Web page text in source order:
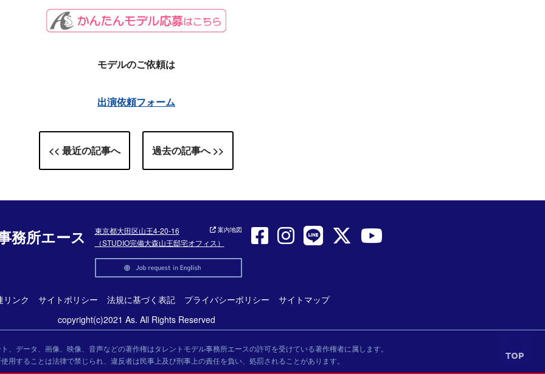
モデルのご依頼は
出演依頼フォーム
<< 最近の記事へ 過去の記事へ >>
務所エース
東京都大田区山王4-20-16
（STUDIO完備大森山王邸宅オフィス）
案内地図
リンク サイトポリシー 法規に基づく表記 プライバシーポリシー
サイトマップ
copyright(c)2021 As. All Rights Reserved
、データ、画像、映像、音声などの著作権はタレントモデル事務所エースの許可を受けている著作権者に属します。
用することは法律で禁じられ、違反者は民事上及び刑事上の責任を負い、処罰されることがあります。